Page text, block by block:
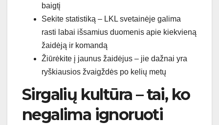
baigtį
Sekite statistiką – LKL svetainėje galima
rasti labai išsamius duomenis apie kiekvieną
žaidėją ir komandą
Žiūrėkite į jaunus žaidėjus – jie dažnai yra
ryškiausios žvaigždės po kelių metų
Sirgalių kultūra – tai, ko
negalima ignoruoti